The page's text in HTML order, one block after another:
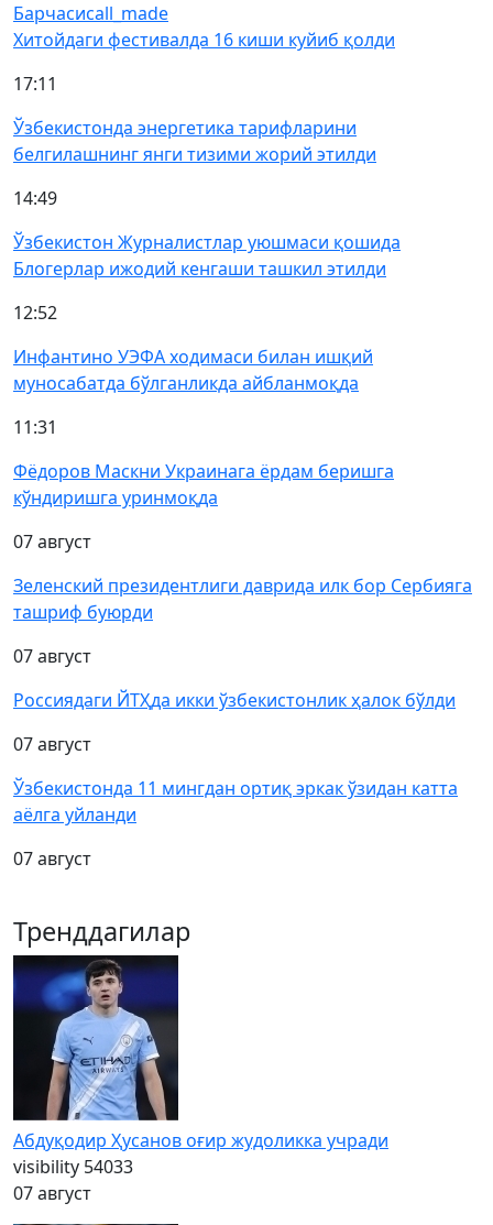
Барчасиcall_made
Хитойдаги фестивалда 16 киши куйиб қолди
17:11
Ўзбекистонда энергетика тарифларини
белгилашнинг янги тизими жорий этилди
14:49
Ўзбекистон Журналистлар уюшмаси қошида
Блогерлар ижодий кенгаши ташкил этилди
12:52
Инфантино УЭФА ходимаси билан ишқий
муносабатда бўлганликда айбланмоқда
11:31
Фёдоров Маскни Украинага ёрдам беришга
кўндиришга уринмоқда
07 август
Зеленский президентлиги даврида илк бор Сербияга
ташриф буюрди
07 август
Россиядаги ЙТҲда икки ўзбекистонлик ҳалок бўлди
07 август
Ўзбекистонда 11 мингдан ортиқ эркак ўзидан катта
аёлга уйланди
07 август
Тренддагилар
Абдуқодир Ҳусанов оғир жудоликка учради
visibility 54033
07 август